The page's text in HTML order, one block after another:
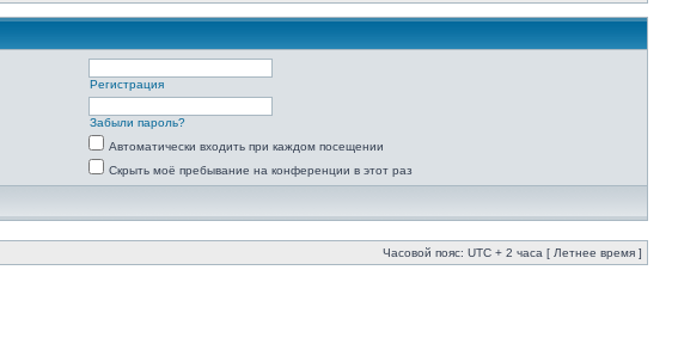
Регистрация
Забыли пароль?
Автоматически входить при каждом посещении
Скрыть моё пребывание на конференции в этот раз
Часовой пояс: UTC + 2 часа [ Летнее время ]